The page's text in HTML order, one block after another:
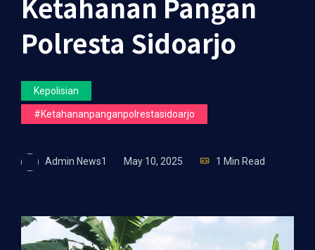
Polresta Sidoarjo
Kepolisian
#ketahananpanganpolrestasidoarjo
Admin News1 May 10, 2025 1 Min Read